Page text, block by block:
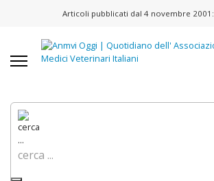
Articoli pubblicati dal 4 novembre 2001:
cerca ...